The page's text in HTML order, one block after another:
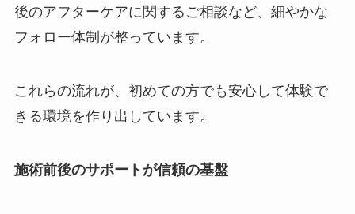
後のアフターケアに関するご相談など、細やかな
フォロー体制が整っています。
これらの流れが、初めての方でも安心して体験で
きる環境を作り出しています。
施術前後のサポートが信頼の基盤